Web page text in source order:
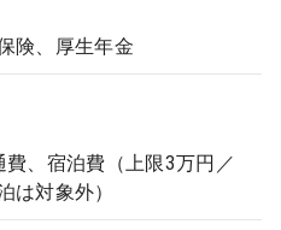
険、厚生年金
、宿泊費（上限3万円／
は対象外）